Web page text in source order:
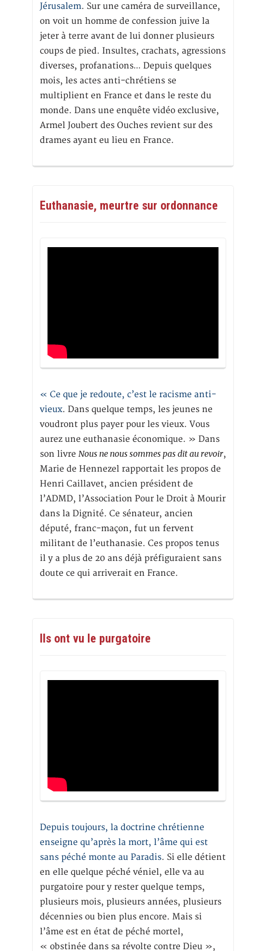
Jérusalem. Sur une caméra de surveillance,
on voit un homme de confession juive la
jeter à terre avant de lui donner plusieurs
coups de pied. Insultes, crachats, agressions
diverses, profanations… Depuis quelques
mois, les actes anti-chrétiens se
multiplient en France et dans le reste du
monde. Dans une enquête vidéo exclusive,
Armel Joubert des Ouches revient sur des
drames ayant eu lieu en France.
Euthanasie, meurtre sur ordonnance
« Ce que je redoute, c’est le racisme anti-
vieux. Dans quelque temps, les jeunes ne
voudront plus payer pour les vieux. Vous
aurez une euthanasie économique. » Dans
son livre Nous ne nous sommes pas dit au revoir,
Marie de Hennezel rapportait les propos de
Henri Caillavet, ancien président de
l’ADMD, l’Association Pour le Droit à Mourir
dans la Dignité. Ce sénateur, ancien
député, franc-maçon, fut un fervent
militant de l’euthanasie. Ces propos tenus
il y a plus de 20 ans déjà préfiguraient sans
doute ce qui arriverait en France.
Ils ont vu le purgatoire
Depuis toujours, la doctrine chrétienne
enseigne qu’après la mort, l’âme qui est
sans péché monte au Paradis. Si elle détient
en elle quelque péché véniel, elle va au
purgatoire pour y rester quelque temps,
plusieurs mois, plusieurs années, plusieurs
décennies ou bien plus encore. Mais si
l’âme est en état de péché mortel,
« obstinée dans sa révolte contre Dieu »,